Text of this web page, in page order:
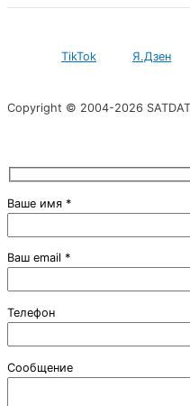
TikTok Я.Дзен
Copyright © 2004-2026
Ваше имя *
Ваш email *
Телефон
Сообщение